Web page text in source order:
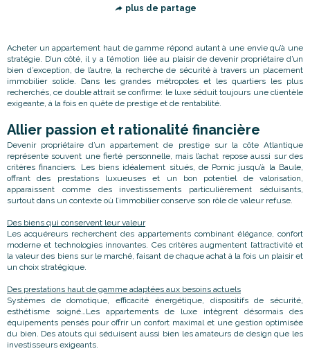
plus de partage
Acheter un appartement haut de gamme répond autant à une envie qu’à une
stratégie. D’un côté, il y a l’émotion liée au plaisir de devenir propriétaire d’un
bien d’exception, de l’autre, la recherche de sécurité à travers un placement
immobilier solide. Dans les grandes métropoles et les quartiers les plus
recherchés, ce double attrait se confirme: le luxe séduit toujours une clientèle
exigeante, à la fois en quête de prestige et de rentabilité.
Allier passion et rationalité financière
Devenir propriétaire d’un appartement de prestige sur la côte Atlantique
représente souvent une fierté personnelle, mais l’achat repose aussi sur des
critères financiers. Les biens idéalement situés, de Pornic jusqu’à la Baule,
offrant des prestations luxueuses et un bon potentiel de valorisation,
apparaissent comme des investissements particulièrement séduisants,
surtout dans un contexte où l’immobilier conserve son rôle de valeur refuse.
Des biens qui conservent leur valeur
Les acquéreurs recherchent des appartements combinant élégance, confort
moderne et technologies innovantes. Ces critères augmentent l’attractivité et
la valeur des biens sur le marché, faisant de chaque achat à la fois un plaisir et
un choix stratégique.
Des prestations haut de gamme adaptées aux besoins actuels
Systèmes de domotique, efficacité énergétique, dispositifs de sécurité,
esthétisme soigné…Les appartements de luxe intègrent désormais des
équipements pensés pour offrir un confort maximal et une gestion optimisée
du bien. Des atouts qui séduisent aussi bien les amateurs de design que les
investisseurs exigeants.